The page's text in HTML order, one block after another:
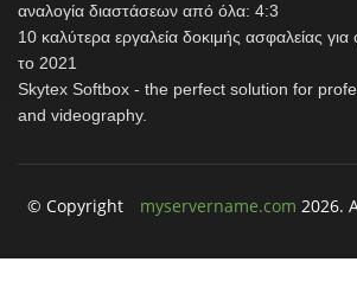
αναλογία διαστάσεων από όλα: 4:3
10 καλύτερα εργαλεία δοκιμής ασφαλείας
το 2021
Skytex Softbox - the perfect solution for
and videography.
© Copyright myservername.com 2026.